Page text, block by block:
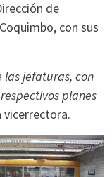
de
con sus
las jefaturas, con
planes
vicerrectora.